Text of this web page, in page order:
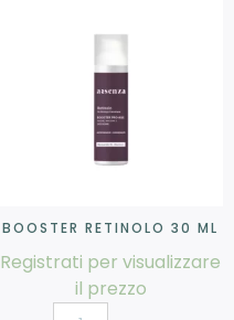
BOOSTER RETINOLO 30 ML
Registrati per visualizzare
il prezzo